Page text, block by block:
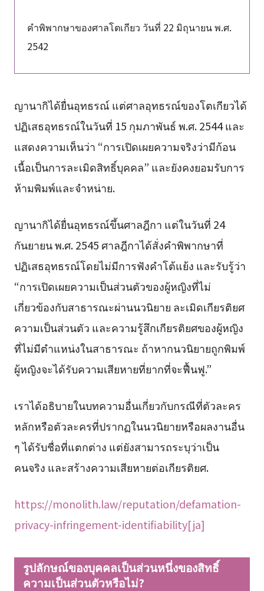
คำพิพากษาของศาลโตเกียว วันที่ 22 มิถุนายน พ.ศ.
2542
ญานากิได้ยื่นอุทธรณ์ แต่ศาลอุทธรณ์ของโตเกียวได้
ปฏิเสธอุทธรณ์ในวันที่ 15 กุมภาพันธ์ พ.ศ. 2544 และ
แสดงความเห็นว่า “การเปิดเผยความจริงว่ามีก้อน
เนื้อเป็นการละเมิดสิทธิ์บุคคล” และยังคงยอมรับการ
ห้ามพิมพ์และจำหน่าย.
ญานากิได้ยื่นอุทธรณ์ขึ้นศาลฎีกา แต่ในวันที่ 24
กันยายน พ.ศ. 2545 ศาลฎีกาได้สั่งคำพิพากษาที่
ปฏิเสธอุทธรณ์โดยไม่มีการฟังคำโต้แย้ง และรับรู้ว่า
“การเปิดเผยความเป็นส่วนตัวของผู้หญิงที่ไม่
เกี่ยวข้องกับสาธารณะผ่านนวนิยาย ละเมิดเกียรติยศ
ความเป็นส่วนตัว และความรู้สึกเกียรติยศของผู้หญิง
ที่ไม่มีตำแหน่งในสาธารณะ ถ้าหากนวนิยายถูกพิมพ์
ผู้หญิงจะได้รับความเสียหายที่ยากที่จะฟื้นฟู.”
เราได้อธิบายในบทความอื่นเกี่ยวกับกรณีที่ตัวละคร
หลักหรือตัวละครที่ปรากฏในนวนิยายหรือผลงานอื่น
ๆ ได้รับชื่อที่แตกต่าง แต่ยังสามารถระบุว่าเป็น
คนจริง และสร้างความเสียหายต่อเกียรติยศ.
https://monolith.law/reputation/defamation-
privacy-infringement-identifiability[ja]
รูปลักษณ์ของบุคคลเป็นส่วนหนึ่งของสิทธิ์
ความเป็นส่วนตัวหรือไม่?